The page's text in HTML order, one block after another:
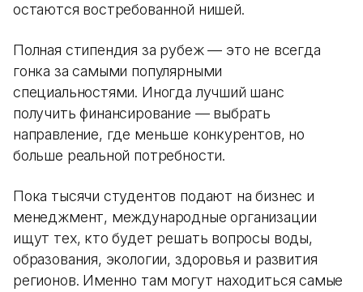
остаются востребованной нишей.
Полная стипендия за рубеж — это не всегда
гонка за самыми популярными
специальностями. Иногда лучший шанс
получить финансирование — выбрать
направление, где меньше конкурентов, но
больше реальной потребности.
Пока тысячи студентов подают на бизнес и
менеджмент, международные организации
ищут тех, кто будет решать вопросы воды,
образования, экологии, здоровья и развития
регионов. Именно там могут находиться самые